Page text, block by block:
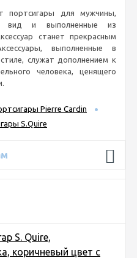
портсигары для мужчины,
вид и выполненные из
станет прекрасным
выполненные в
служат дополнением к
человека, ценящего
Pierre Cardin
S.Quire
S. Quire,
коричневый цвет с